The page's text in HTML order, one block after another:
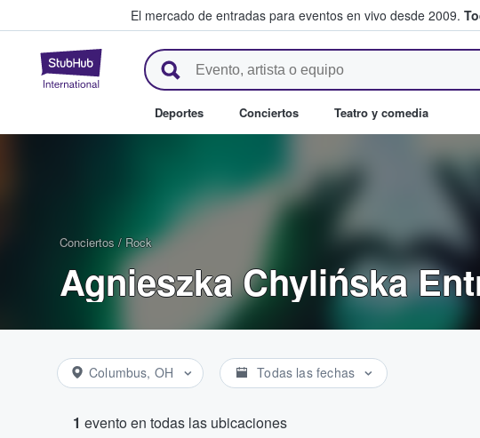
El mercado de entradas para eventos en vivo desde 2009.
StubHub: compra y venta de entradas
Deportes Conciertos Teatro y comedia
Conciertos / Rock
Agnieszka Chylińska
Columbus, OH Todas las fechas
1 evento en todas las ubicaciones